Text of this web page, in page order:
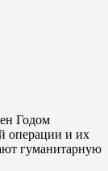
Годом
операции и их
гуманитарную